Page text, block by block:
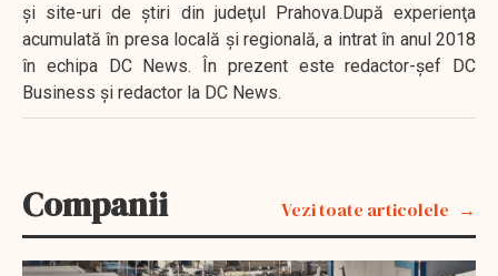
şi site-uri de ştiri din judeţul Prahova.După experienţa
acumulată în presa locală şi regională, a intrat în anul 2018
în echipa DC News. În prezent este redactor-şef DC
Business şi redactor la DC News.
Companii Vezi toate articolele